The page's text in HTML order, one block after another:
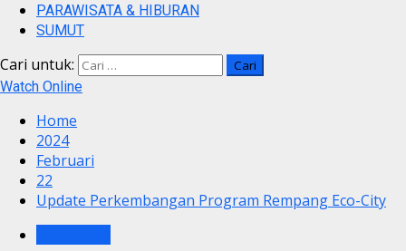
PARAWISATA & HIBURAN
SUMUT
Cari untuk:
Watch Online
Home
2024
Februari
22
Update Perkembangan Program Rempang Eco-City